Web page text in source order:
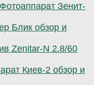
Фотоаппарат Зенит-
Блик обзор и
Zenitar-N 2.8/60
Киев-2 обзор и